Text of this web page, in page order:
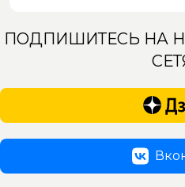
ПОДПИШИТЕСЬ НА